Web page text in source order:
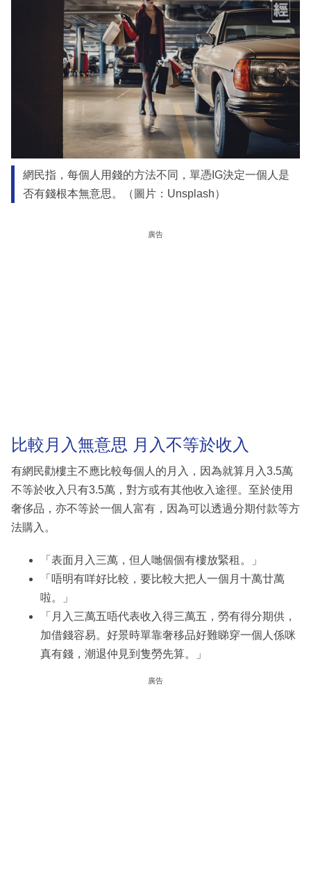
網民指，每個人用錢的方法不同，單憑IG決定一個人是
否有錢根本無意思。（圖片：Unsplash）
廣告
比較月入無意思 月入不等於收入
有網民勸樓主不應比較每個人的月入，因為就算月入3.5萬
不等於收入只有3.5萬，對方或有其他收入途徑。至於使用
奢侈品，亦不等於一個人富有，因為可以透過分期付款等方
法購入。
「表面月入三萬，但人哋個個有樓放緊租。」
「唔明有咩好比較，要比較大把人一個月十萬廿萬
啦。」
「月入三萬五唔代表收入得三萬五，勞有得分期供，
加借錢容易。好景時單靠奢移品好難睇穿一個人係咪
真有錢，潮退仲見到隻勞先算。」
廣告